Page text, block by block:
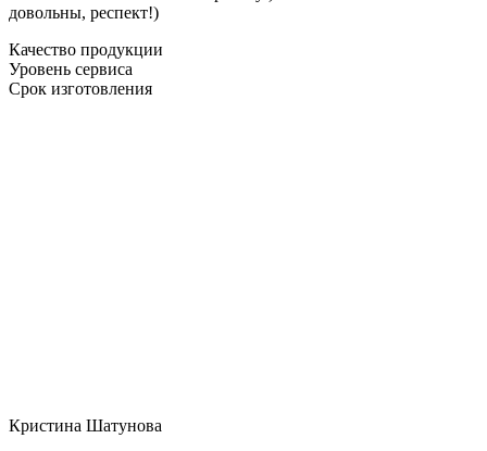
довольны, респект!)
Качество продукции
Уровень сервиса
Срок изготовления
Кристина Шатунова